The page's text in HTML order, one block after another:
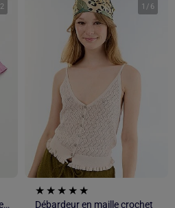
2
Débardeur en maille gaufrée avec col asymétrique
1 / 6
Débardeur en maille crochet